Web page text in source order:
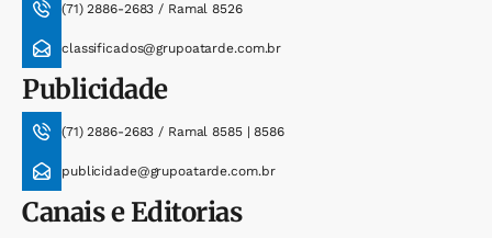
(71) 2886-2683 / Ramal 8526
classificados@grupoatarde.com.br
Publicidade
(71) 2886-2683 / Ramal 8585 | 8586
publicidade@grupoatarde.com.br
Canais e Editorias